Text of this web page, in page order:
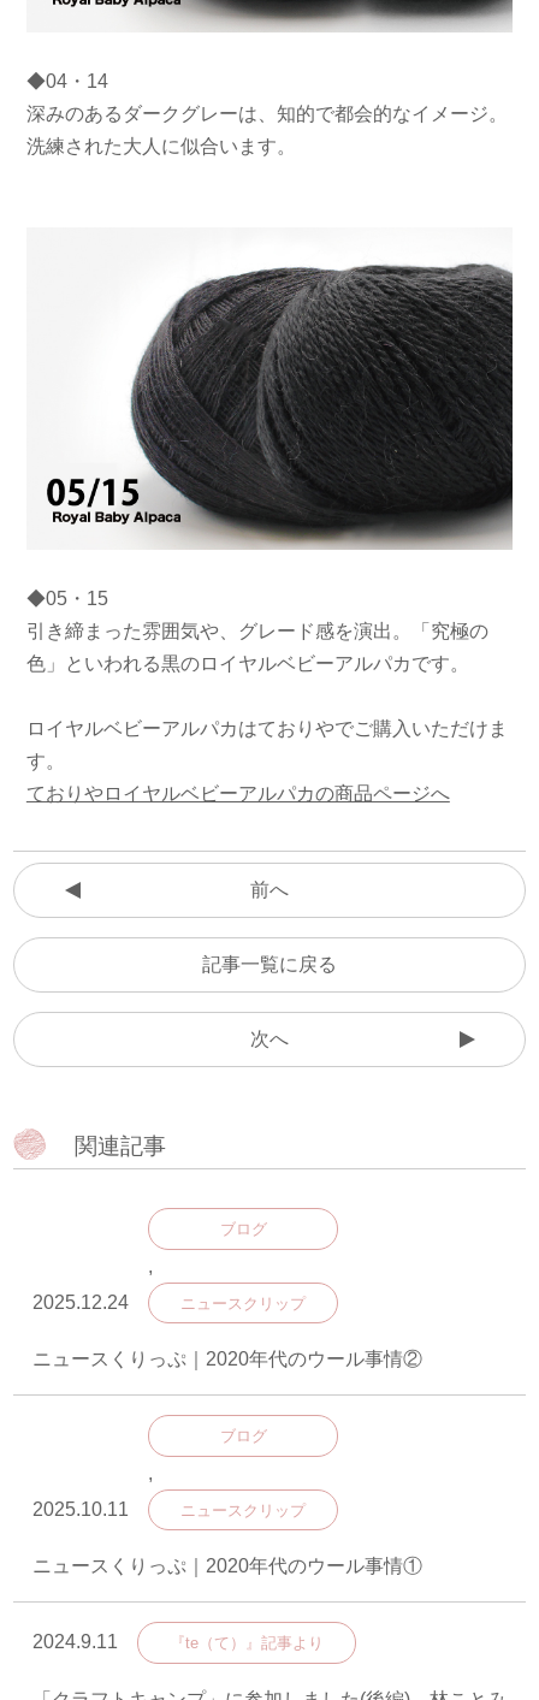
◆04・14
深みのあるダークグレーは、知的で都会的なイメージ。
洗練された大人に似合います。
◆05・15
引き締まった雰囲気や、グレード感を演出。「究極の
色」といわれる黒のロイヤルベビーアルパカです。
ロイヤルベビーアルパカはておりやでご購入いただけま
す。
ておりやロイヤルベビーアルパカの商品ページへ
前へ
記事一覧に戻る
次へ
関連記事
2025.12.24
ブログ
,
ニュースクリップ
ニュースくりっぷ｜2020年代のウール事情②
2025.10.11
ブログ
,
ニュースクリップ
ニュースくりっぷ｜2020年代のウール事情①
2024.9.11 『te（て）』記事より